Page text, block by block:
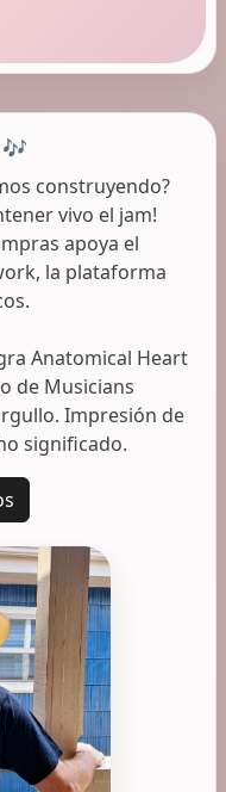
construyendo?
vivo el jam!
apoya el
la plataforma
Anatomical Heart
de Musicians
Impresión de
significado.